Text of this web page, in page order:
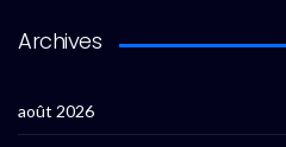
Archives
août 2026